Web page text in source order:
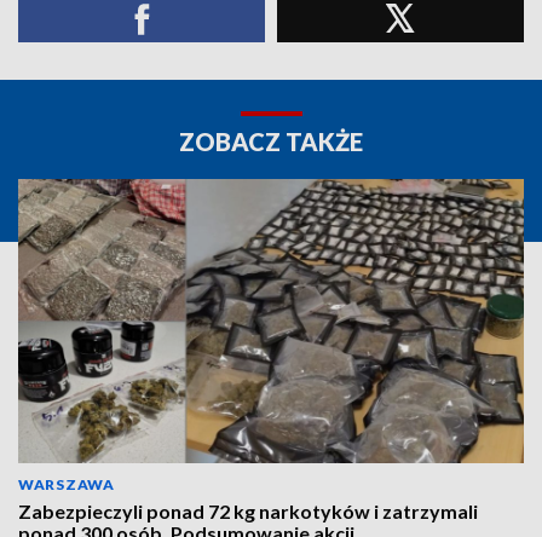
ZOBACZ TAKŻE
WARSZAWA
Zabezpieczyli ponad 72 kg narkotyków i zatrzymali